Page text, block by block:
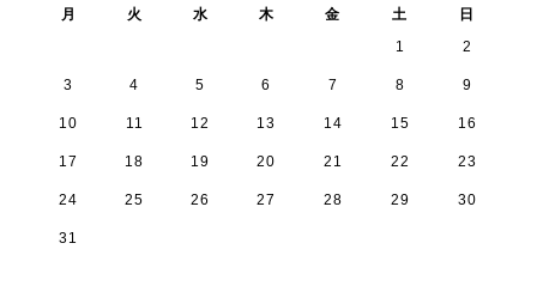
月 火 水 木 金 土 日
1 2
3 4 5 6 7 8 9
10 11 12 13 14 15 16
17 18 19 20 21 22 23
24 25 26 27 28 29 30
31